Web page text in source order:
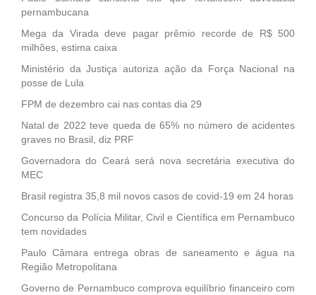
pernambucana
Mega da Virada deve pagar prêmio recorde de R$ 500
milhões, estima caixa
Ministério da Justiça autoriza ação da Força Nacional na
posse de Lula
FPM de dezembro cai nas contas dia 29
Natal de 2022 teve queda de 65% no número de acidentes
graves no Brasil, diz PRF
Governadora do Ceará será nova secretária executiva do
MEC
Brasil registra 35,8 mil novos casos de covid-19 em 24 horas
Concurso da Polícia Militar, Civil e Científica em Pernambuco
tem novidades
Paulo Câmara entrega obras de saneamento e água na
Região Metropolitana
Governo de Pernambuco comprova equilíbrio financeiro com